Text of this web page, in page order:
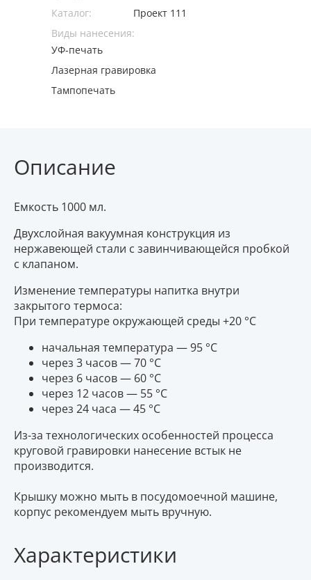
Каталог:
Проект 111
Виды нанесения:
УФ-печать
Лазерная гравировка
Тампопечать
Описание
Емкость 1000 мл.
Двухслойная вакуумная конструкция из
нержавеющей стали с завинчивающейся пробкой
с клапаном.
Изменение температуры напитка внутри
закрытого термоса:
При температуре окружающей среды +20 °С
начальная температура — 95 °С
через 3 часов — 70 °С
через 6 часов — 60 °С
через 12 часов — 55 °С
через 24 часа — 45 °С
Из-за технологических особенностей процесса
круговой гравировки нанесение встык не
производится.
Крышку можно мыть в посудомоечной машине,
корпус рекомендуем мыть вручную.
Характеристики